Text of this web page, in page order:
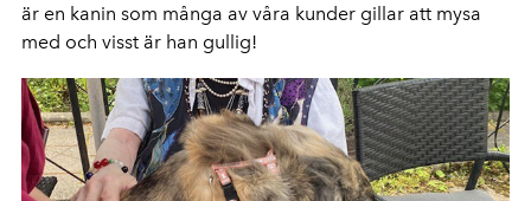
är en kanin som många av våra kunder gillar att mysa
med och visst är han gullig!